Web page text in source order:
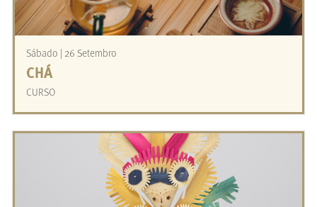
Sábado | 26 Setembro
CHÁ
CURSO